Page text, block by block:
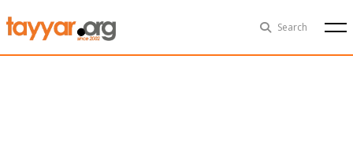
Search
Sat, Aug 8th 29°C